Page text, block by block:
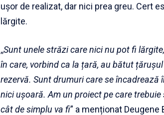
ușor de realizat, dar nici prea greu. Cert
lărgite.
,,Sunt unele străzi care nici nu pot fi
în care, vorbind ca la țară, au bătut
rezervă. Sunt drumuri care se
nici ușoară. Am un proiect pe care
cât de simplu va fi” a menționat